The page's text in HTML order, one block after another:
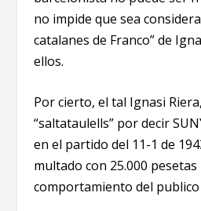
no impide que sea
catalanes de Franco” de
ellos.
Por cierto, el tal Ignasi
“saltataulells” por decir
en el partido del 11-1 de
multado con 25.000
comportamiento del